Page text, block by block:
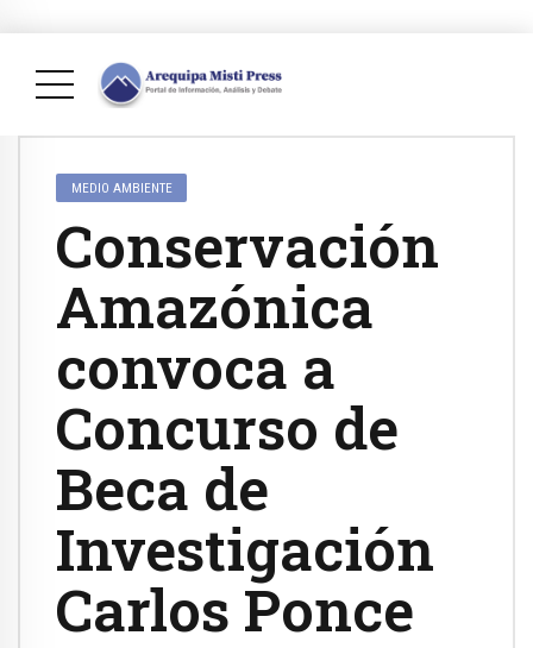
MEDIO AMBIENTE
Conservación
Amazónica
convoca a
Concurso de
Beca de
Investigación
Carlos Ponce